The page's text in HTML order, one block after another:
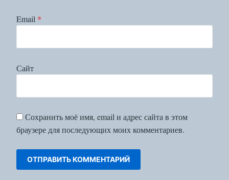
Email *
Сайт
Сохранить моё имя, email и адрес сайта в этом
браузере для последующих моих комментариев.